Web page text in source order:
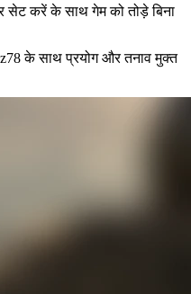
सेट करें के साथ गेम को तोड़े बिना
के साथ प्रयोग और तनाव मुक्त